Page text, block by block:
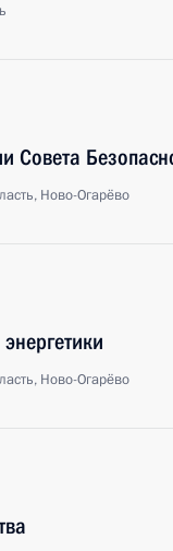
Совета
Ново-Огарёво
Ново-Огарёво